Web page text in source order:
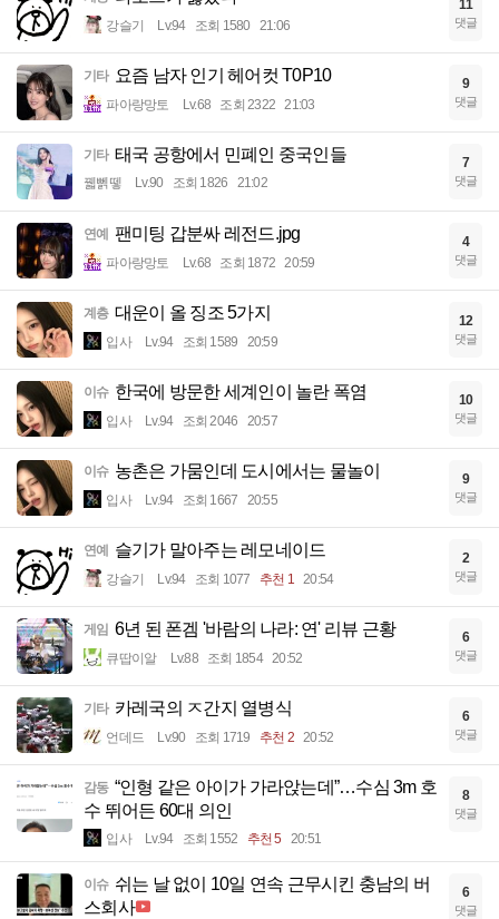
강슬기 Lv.94 조회 1580 21:06
11
댓글
기타 요즘 남자 인기 헤어컷 T0P10
파아랑망토 Lv.68 조회 2322 21:03
9
댓글
기타 태국 공항에서 민폐인 중국인들
꿻뻵뗗 Lv.90 조회 1826 21:02
7
댓글
연예 팬미팅 갑분싸 레전드.jpg
파아랑망토 Lv.68 조회 1872 20:59
4
댓글
계층 대운이 올 징조 5가지
입사 Lv.94 조회 1589 20:59
12
댓글
이슈 한국에 방문한 세계인이 놀란 폭염
입사 Lv.94 조회 2046 20:57
10
댓글
이슈 농촌은 가뭄인데 도시에서는 물놀이
입사 Lv.94 조회 1667 20:55
9
댓글
연예 슬기가 말아주는 레모네이드
강슬기 Lv.94 조회 1077 추천 1 20:54
2
댓글
게임 6년 된 폰겜 '바람의 나라: 연' 리뷰 근황
큐땁이알 Lv.88 조회 1854 20:52
6
댓글
기타 카레국의 ㅈ간지 열병식
언데드 Lv.90 조회 1719 추천 2 20:52
6
댓글
감동 “인형 같은 아이가 가라앉는데”…수심 3m 호
수 뛰어든 60대 의인
입사 Lv.94 조회 1552 추천 5 20:51
8
댓글
이슈 쉬는 날 없이 10일 연속 근무시킨 충남의 버
스회사
6
댓글